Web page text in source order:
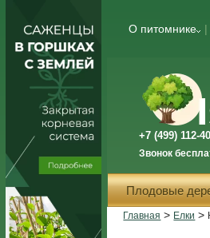
О питомнике
+7 (499) 112-
Звонок
Плодовые
Главная > Елки >